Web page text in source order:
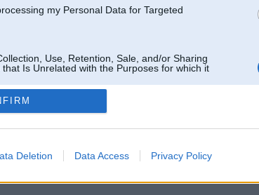
my Personal Data for Targeted
Use, Retention, Sale, and/or Sharing
Is Unrelated with the Purposes for which it
Deletion Data Access Privacy Policy